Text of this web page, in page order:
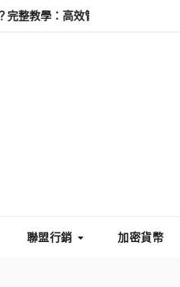
管理你的線上隱私與數據安全
聯盟行銷 加密貨幣